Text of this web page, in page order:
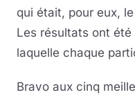
qui était, pour eux,
Les résultats ont
laquelle chaque
Bravo aux cinq